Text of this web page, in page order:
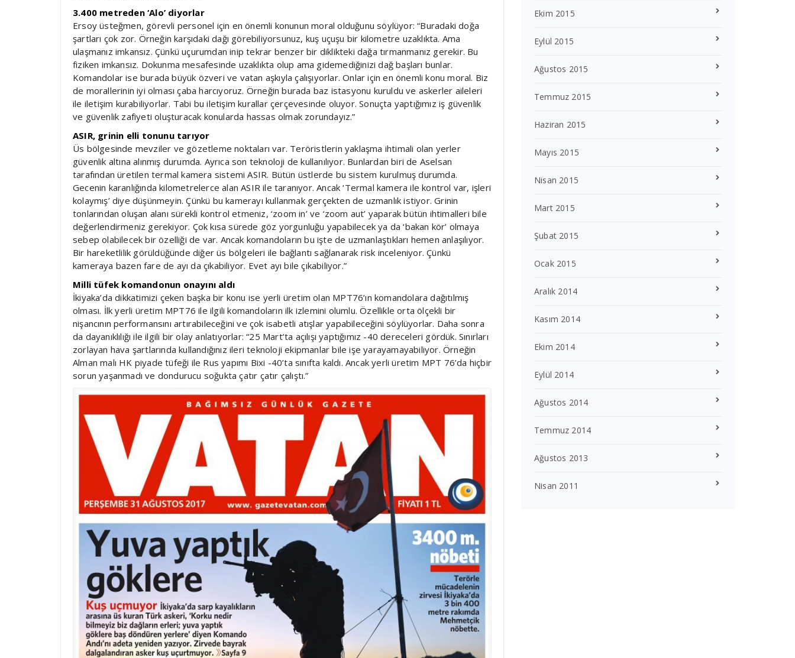
3.400 metreden ‘Alo’ diyorlar
Ersoy üsteğmen, görevli personel için en önemli konunun moral olduğunu söylüyor: “Buradaki doğa
şartları çok zor. Örneğin karşıdaki dağı görebiliyorsunuz, kuş uçuşu bir kilometre uzaklıkta. Ama
ulaşmanız imkansız. Çünkü uçurumdan inip tekrar benzer bir diklikteki dağa tırmanmanız gerekir. Bu
fiziken imkansız. Dokunma mesafesinde uzaklıkta olup ama gidemediğinizi dağ başları bunlar.
Komandolar ise burada büyük özveri ve vatan aşkıyla çalışıyorlar. Onlar için en önemli konu moral. Biz
de morallerinin iyi olması çaba harcıyoruz. Örneğin burada baz istasyonu kuruldu ve askerler aileleri
ile iletişim kurabiliyorlar. Tabi bu iletişim kurallar çerçevesinde oluyor. Sonuçta yaptığımız iş güvenlik
ve güvenlik zafiyeti oluşturacak konularda hassas olmak zorundayız.”
ASIR, grinin elli tonunu tarıyor
Üs bölgesinde mevziler ve gözetleme noktaları var. Teröristlerin yaklaşma ihtimali olan yerler
güvenlik altına alınmış durumda. Ayrıca son teknoloji de kullanılıyor. Bunlardan biri de Aselsan
tarafından üretilen termal kamera sistemi ASIR. Bütün üstlerde bu sistem kurulmuş durumda.
Gecenin karanlığında kilometrelerce alan ASIR ile taranıyor. Ancak ‘Termal kamera ile kontrol var, işleri
kolaymış’ diye düşünmeyin. Çünkü bu kamerayı kullanmak gerçekten de uzmanlık istiyor. Grinin
tonlarından oluşan alanı sürekli kontrol etmeniz, ‘zoom in’ ve ‘zoom aut’ yaparak bütün ihtimalleri bile
değerlendirmeniz gerekiyor. Çok kısa sürede göz yorgunluğu yapabilecek ya da ‘bakan kör’ olmaya
sebep olabilecek bir özelliği de var. Ancak komandoların bu işte de uzmanlaştıkları hemen anlaşılıyor.
Bir hareketlilik görüldüğünde diğer üs bölgeleri ile bağlantı sağlanarak risk inceleniyor. Çünkü
kameraya bazen fare de ayı da çıkabiliyor. Evet ayı bile çıkabiliyor.”
Milli tüfek komandonun onayını aldı
İkiyaka’da dikkatimizi çeken başka bir konu ise yerli üretim olan MPT76’ın komandolara dağıtılmış
olması. İlk yerli üretim MPT76 ile ilgili komandoların ilk izlemini olumlu. Özellikle orta ölçekli bir
nişancının performansını artırabileceğini ve çok isabetli atışlar yapabileceğini söylüyorlar. Daha sonra
da dayanıklılığı ile ilgili bir olay anlatıyorlar: “25 Mart’ta açılışı yaptığımız -40 dereceleri gördük. Sınırları
zorlayan hava şartlarında kullandığınız ileri teknoloji ekipmanlar bile işe yarayamayabiliyor. Örneğin
Alman malı HK piyade tüfeği ile Rus yapımı Bixi -40’ta sınıfta kaldı. Ancak yerli üretim MPT 76’da hiçbir
sorun yaşanmadı ve dondurucu soğukta çatır çatır çalıştı.”
Ekim 2015
Eylül 2015
Ağustos 2015
Temmuz 2015
Haziran 2015
Mayıs 2015
Nisan 2015
Mart 2015
Şubat 2015
Ocak 2015
Aralık 2014
Kasım 2014
Ekim 2014
Eylül 2014
Ağustos 2014
Temmuz 2014
Ağustos 2013
Nisan 2011